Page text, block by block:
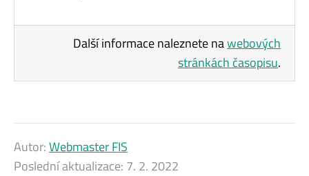
Další informace naleznete nawebových
stránkách časopisu.
Autor:Webmaster FIS
Poslední aktualizace: 7. 2. 2022